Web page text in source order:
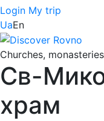
Login My trip
UaEn
Churches,
Св-
храм